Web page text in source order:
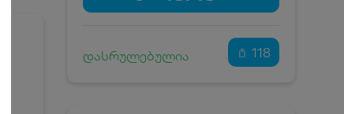
კვება
0 ₾
50 ₾
დასრულებულია 118